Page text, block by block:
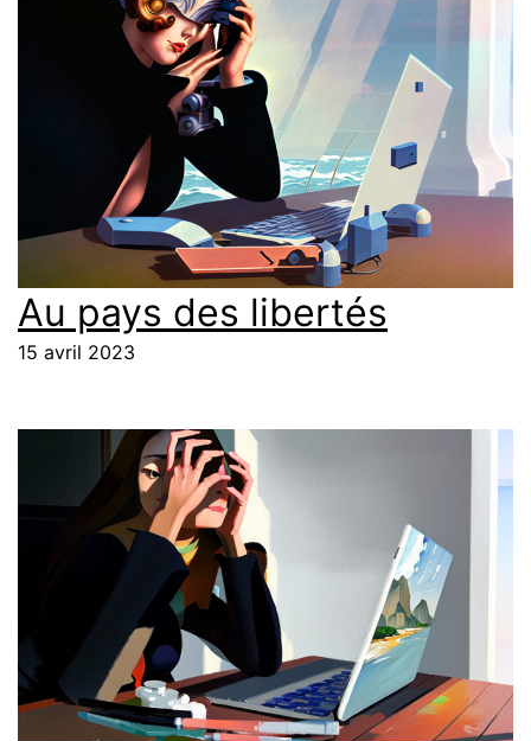
Au pays des libertés
15 avril 2023